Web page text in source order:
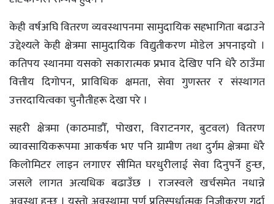
केही वर्षअघि वितरण व्यवस्थापनमा सामुदायिक सहभागिता बढाउने
उद्देश्यले केही क्षेत्रमा सामुदायिक विद्युतीकरण मोडेल अपनाइयो ।
कतिपय स्थानमा यसको सकारात्मक प्रभाव देखिए पनि धेरै ठाउँमा
वित्तीय दिगोपन, प्राविधिक क्षमता, सेवा गुणस्तर र संस्थागत
उत्तरदायित्वका चुनौतीहरू देखा परे ।
सहरी क्षेत्रमा (काठमाडौँ, पोखरा, विराटनगर, बुटवल) वितरण
व्यावसायिकरूपमा आकर्षक भए पनि ग्रामीण तथा दुर्गम क्षेत्रमा धेरै
किलोमिटर लाइन लगाएर सीमित घरधुरीलाई सेवा दिनुपर्ने हुन्छ,
जसले लागत अत्यधिक बढाउँछ । राजस्वले खर्चसमेत नधान्ने